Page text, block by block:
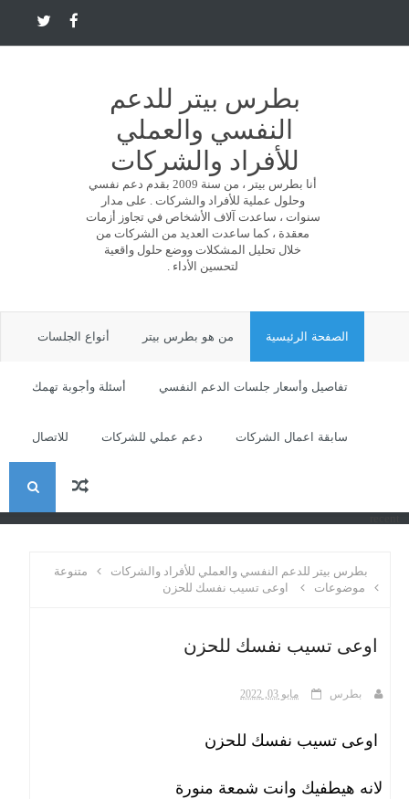
بطرس بيتر للدعم
النفسي والعملي
للأفراد والشركات
أنا بطرس بيتر ، من سنة 2009 بقدم دعم نفسي
وحلول عملية للأفراد والشركات . على مدار
سنوات ، ساعدت آلاف الأشخاص في تجاوز أزمات
معقدة ، كما ساعدت العديد من الشركات من
خلال تحليل المشكلات ووضع حلول واقعية
لتحسين الأداء .
الصفحة الرئيسية من هو بطرس بيتر أنواع الجلسات
تفاصيل وأسعار جلسات الدعم النفسي أسئلة وأجوبة تهمك
سابقة اعمال الشركات دعم عملي للشركات للاتصال
ا
بطرس بيتر للدعم النفسي والعملي للأفراد والشركات
متنوعة
موضوعات
اوعى تسيب نفسك للحزن
اوعى تسيب نفسك للحزن
بطرس مايو 03, 2022
اوعى تسيب نفسك للحزن
لانه هيطفيك وانت شمعة منورة